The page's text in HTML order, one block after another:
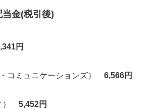
金(税引後)
円
コミュニケーションズ） 6,566円
） 5,452円